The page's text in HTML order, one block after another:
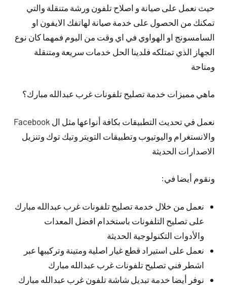
حيث نعمل على صيانة و اصلاح تلفون ورشة متنقلة والتي
تمكنك من الحصول على خدمة صيانة لهاتفك الايفون او
السامسونج او الهواوي في اي وقت من اليوم فمهما كان نوع
الجهاز الذي تمتلكه فلدينا الحل خدمات سريعة ومتنقلة
ومتاحة
ماهي مميزات خدمة تصليح تلفونات غرب عبدالله مبارك؟
نعمل في تحديث التطبيقات بكافة أنواعها مثل ال Facebook
والانستغرام واليوتيوب وتطبيقات التويتر وتيك توك وتنزيل
الاصدارات الحديثة
ونقوم أيضا في:
نعمل من خلال خدمة تصليح تلفونات غرب عبدالله مبارك
على تصليح التلفونات باستخدام افضل المعدات
والأدوات التكنولوجية الحديثة
نعمل على استيراد قطع غيار اصلية ومتينة وتركيبها عبر
اشطر فني تصليح تلفونات غرب عبدالله مبارك
نوفر أيضا خدمة تبديل شاشة تلفون غرب عبدالله مبارك